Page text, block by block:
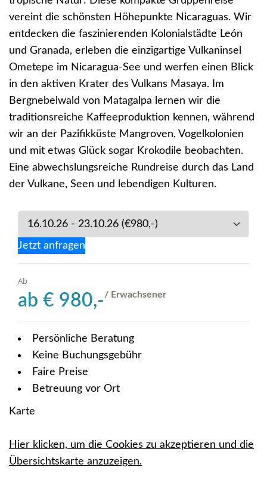
vereint die schönsten Höhepunkte Nicaraguas. Wir
entdecken die faszinierenden Kolonialstädte León
und Granada, erleben die einzigartige Vulkaninsel
Ometepe im Nicaragua-See und werfen einen Blick
in den aktiven Krater des Vulkans Masaya. Im
Bergnebelwald von Matagalpa lernen wir die
traditionsreiche Kaffeeproduktion kennen, während
wir an der Pazifikküste Mangroven, Vogelkolonien
und mit etwas Glück sogar Krokodile beobachten.
Eine abwechslungsreiche Rundreise durch das Land
der Vulkane, Seen und lebendigen Kulturen.
Jetzt anfragen
Ab
ab € 980,-/ Erwachsener
Persönliche Beratung
Keine Buchungsgebühr
Faire Preise
Betreuung vor Ort
Karte
Hier klicken, um die Cookies zu akzeptieren und die
Übersichtskarte anzuzeigen.